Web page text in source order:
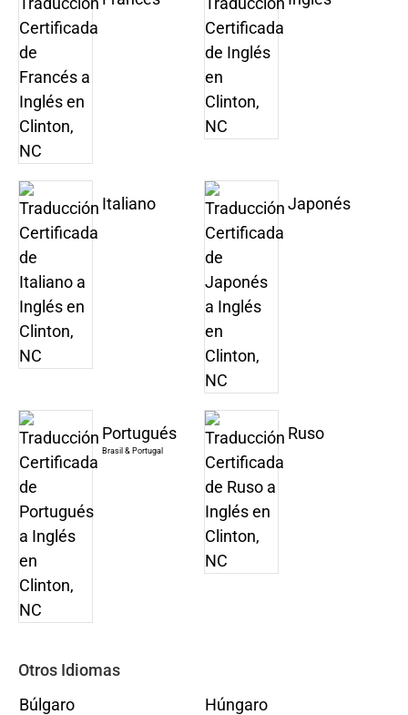
Italiano Japonés
Portugués
Brasil & Portugal
Ruso
Otros Idiomas
Búlgaro
Húngaro